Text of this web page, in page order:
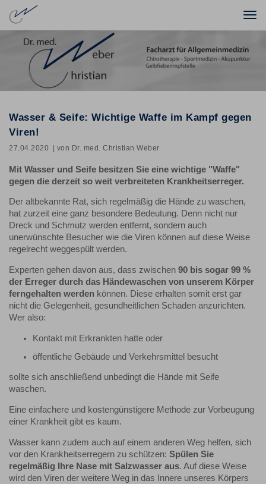
Wasser & Seife: Wichtige Waffe im Kampf gegen
Viren!
27.04.2020 | von Dr. med. Christian Weber
Mit Wasser und Seife besitzen Sie eine wichtige "Waffe"
gegen die derzeit so weit verbreiteten Krankheitserreger.
Der altbekannte Rat, sich regelmäßig die Hände zu waschen,
hat zurzeit eine ganz besondere Bedeutung. Denn nicht nur
Dreck und Schmutz werden entfernt, sondern auch
unerwünschte Besucher wie die Viren können auf diese Weise
regelrecht weggespült werden.
Experten gehen davon aus, dass zwischen 90 bis sogar 99 %
der Erreger durch das Händewaschen von unserem Körper
ferngehalten werden können. Diese erhalten somit erst gar
nicht die Gelegenheit, gesundheitlichen Schaden anzurichten.
Wer also:
Kontakt mit Erkrankten hatte oder
öffentliche Gebäude und Verkehrsmittel besucht
sollte sich anschließend unbedingt die Hände mit Seife
waschen.
Eine einfachere und kostengünstigere Methode zur Vorbeugung
einer Krankheit gibt es kaum.
Wasser kann zudem auch auf einem anderen Weg helfen, sich
vor den Krankheitserregern zu schützen: Spülen Sie
regelmäßig Ihre Nase mit Salzwasser aus. Auf diese Weise
wird den Viren der weitere Weg in das Innere unseres Körpers